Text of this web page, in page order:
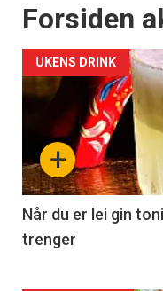
Forsiden
+
UKENS DRINK
Når du er lei gin
trenger